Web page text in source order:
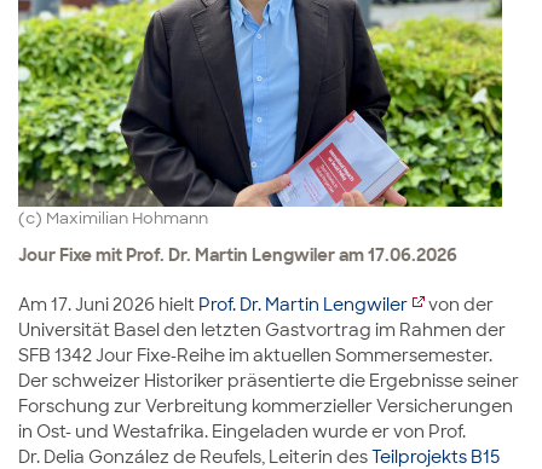
(c) Maximilian Hohmann
Jour Fixe mit Prof. Dr. Martin Lengwiler am 17.06.2026
Am 17. Juni 2026 hielt Prof. Dr. Martin Lengwiler
von der
Universität Basel den letzten Gastvortrag im Rahmen der
SFB 1342 Jour Fixe-Reihe im aktuellen Sommersemester.
Der schweizer Historiker präsentierte die Ergebnisse seiner
Forschung zur Verbreitung kommerzieller Versicherungen
in Ost- und Westafrika. Eingeladen wurde er von Prof.
Dr. Delia González de Reufels, Leiterin desTeilprojekts B15